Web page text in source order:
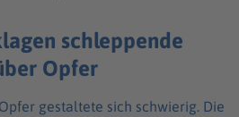
schleppende
Opfer
gestaltete sich schwierig. Die